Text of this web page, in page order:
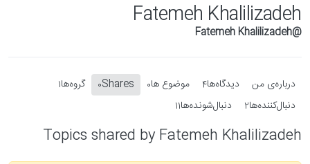
Fatemeh Khalilizadeh
@Fatemeh Khalilizadeh
درباره‌‌ی من دیدگاه‌ها4 موضوع ها0
Shares
0 گروه‌ها1
دنبال‌کننده‌ها2 دنبال‌شونده‌ها11
Topics shared by Fatemeh Khalilizadeh